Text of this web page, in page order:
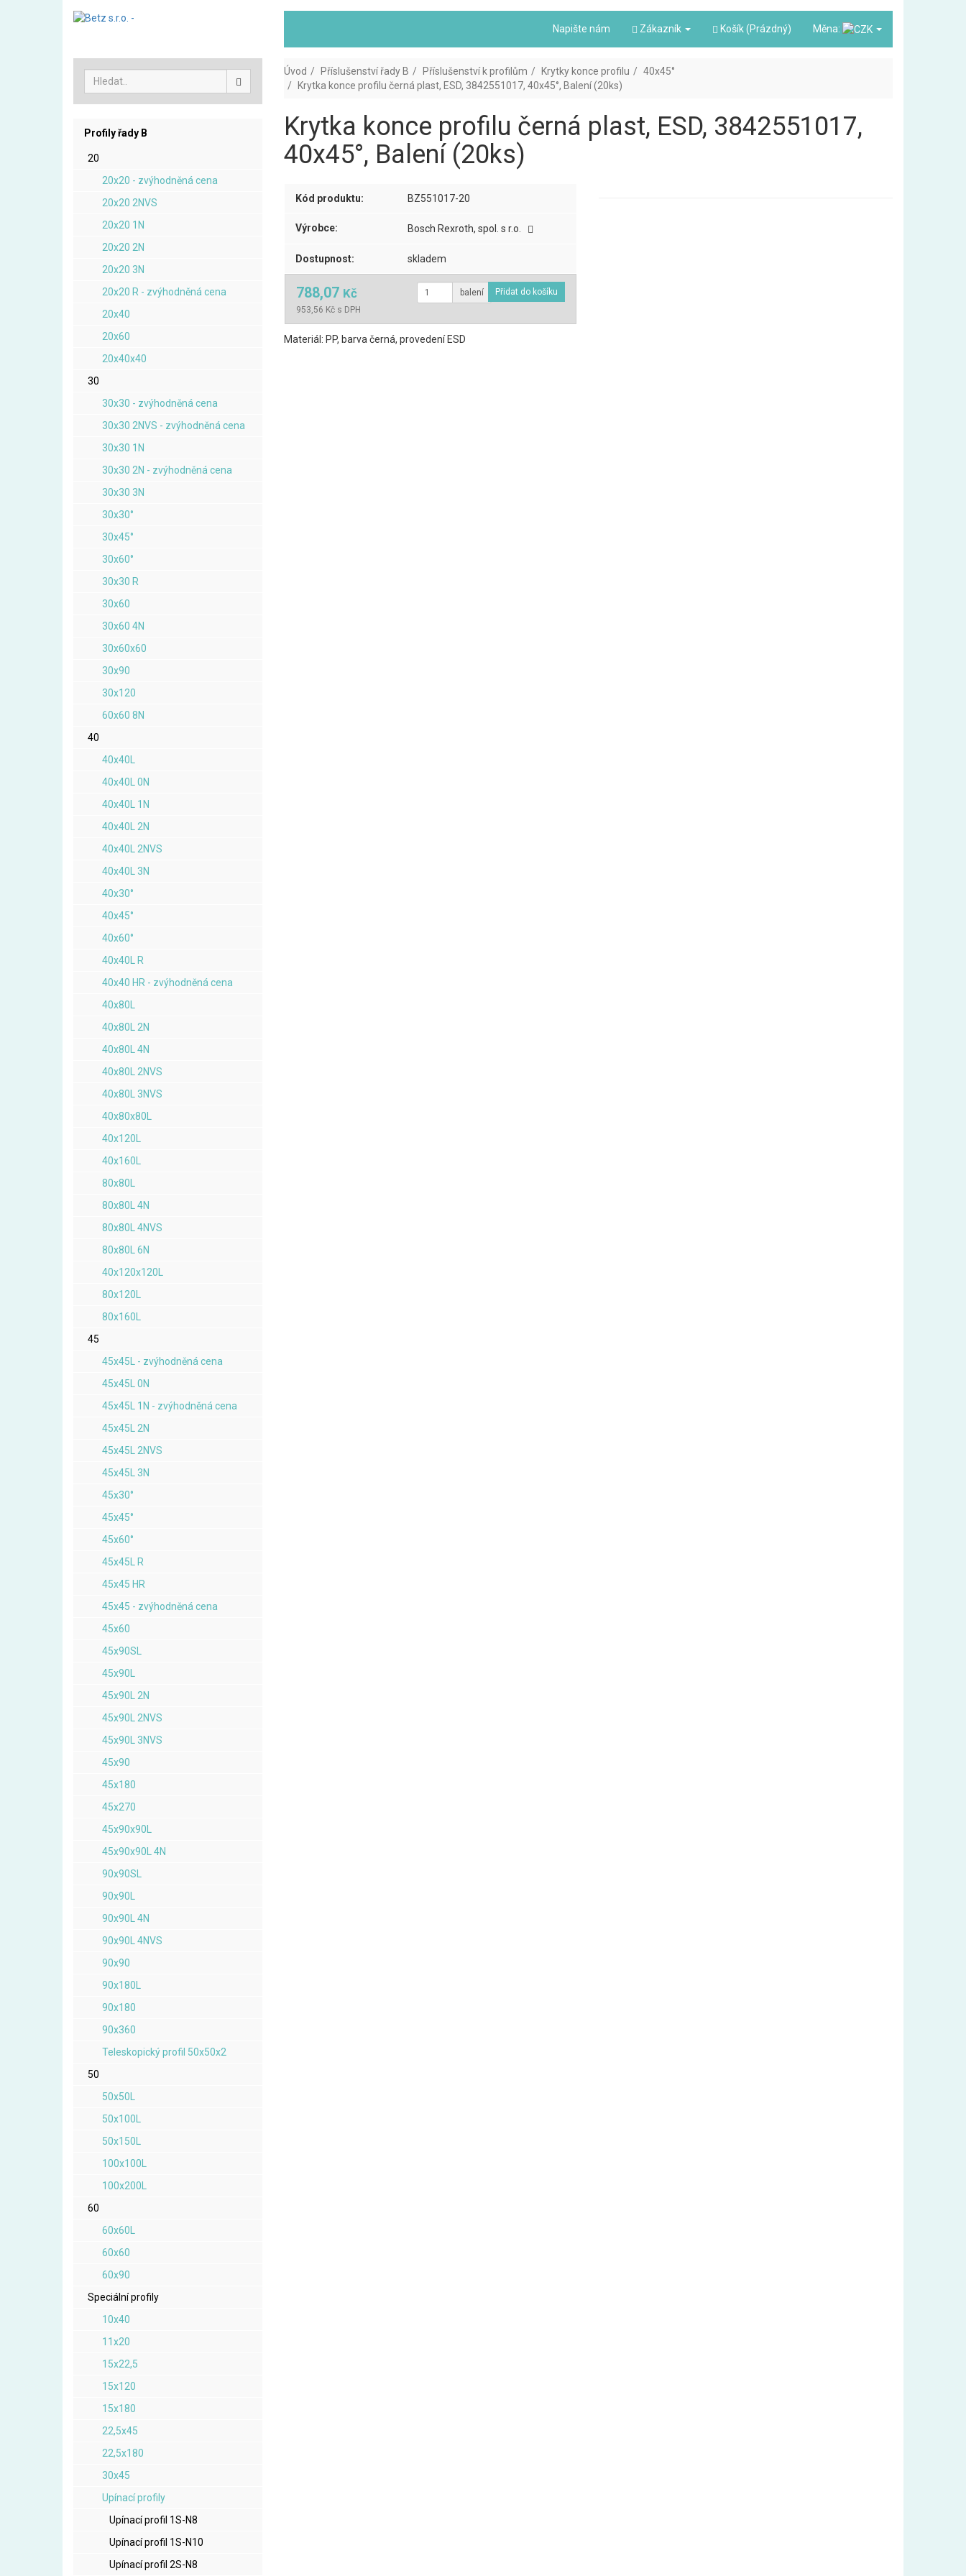
Napište nám Zákazník Košík (Prázdný) Měna:
Profily řady B
20
20x20 - zvýhodněná cena
20x20 2NVS
20x20 1N
20x20 2N
20x20 3N
20x20 R - zvýhodněná cena
20x40
20x60
20x40x40
30
30x30 - zvýhodněná cena
30x30 2NVS - zvýhodněná cena
30x30 1N
30x30 2N - zvýhodněná cena
30x30 3N
30x30°
30x45°
30x60°
30x30 R
30x60
30x60 4N
30x60x60
30x90
30x120
60x60 8N
40
40x40L
40x40L 0N
40x40L 1N
40x40L 2N
40x40L 2NVS
40x40L 3N
40x30°
40x45°
40x60°
40x40L R
40x40 HR - zvýhodněná cena
40x80L
40x80L 2N
40x80L 4N
40x80L 2NVS
40x80L 3NVS
40x80x80L
40x120L
40x160L
80x80L
80x80L 4N
80x80L 4NVS
80x80L 6N
40x120x120L
80x120L
80x160L
45
45x45L - zvýhodněná cena
45x45L 0N
45x45L 1N - zvýhodněná cena
45x45L 2N
45x45L 2NVS
45x45L 3N
45x30°
45x45°
45x60°
45x45L R
45x45 HR
45x45 - zvýhodněná cena
45x60
45x90SL
45x90L
45x90L 2N
45x90L 2NVS
45x90L 3NVS
45x90
45x180
45x270
45x90x90L
45x90x90L 4N
90x90SL
90x90L
90x90L 4N
90x90L 4NVS
90x90
90x180L
90x180
90x360
Teleskopický profil 50x50x2
50
50x50L
50x100L
50x150L
100x100L
100x200L
60
60x60L
60x60
60x90
Speciální profily
10x40
11x20
15x22,5
15x120
15x180
22,5x45
22,5x180
30x45
Upínací profily
Upínací profil 1S-N8
Upínací profil 1S-N10
Upínací profil 2S-N8
Úvod Příslušenství řady B Příslušenství k profilům Krytky konce profilu
40x45°
Krytka konce profilu černá plast, ESD, 3842551017, 40x45°, Balení (20ks)
Krytka konce profilu černá plast, ESD, 3842551017,
40x45°, Balení (20ks)
Kód produktu: BZ551017-20
Výrobce: Bosch Rexroth, spol. s r.o.
Dostupnost: skladem
788,07 Kč
953,56 Kč s DPH
balení
Materiál: PP, barva černá, provedení ESD